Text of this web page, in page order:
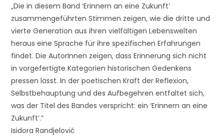
„Die in diesem Band ‘Erinnern an eine Zukunft’
zusammengeführten Stimmen zeigen, wie die dritte und
vierte Generation aus ihren vielfältigen Lebenswelten
heraus eine Sprache für ihre spezifischen Erfahrungen
findet. Die AutorInnen zeigen, dass Erinnerung sich nicht
in vorgefertigte Kategorien historischen Gedenkens
pressen lässt. In der poetischen Kraft der Reflexion,
Selbstbehauptung und des Aufbegehren entfaltet sich,
was der Titel des Bandes verspricht: ein ‘Erinnern an eine
Zukunft’.”
Isidora Randjelović